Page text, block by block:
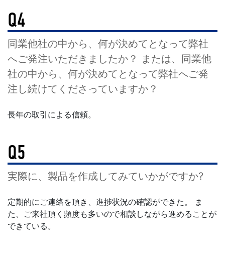
Q4
同業他社の中から、何が決めてとなって弊社
へご発注いただきましたか？ または、同業他
社の中から、何が決めてとなって弊社へご発
注し続けてくださっていますか？
長年の取引による信頼。
Q5
実際に、製品を作成してみていかがですか?
定期的にご連絡を頂き、進捗状況の確認ができた。 ま
た、ご来社頂く頻度も多いので相談しながら進めることが
できている。